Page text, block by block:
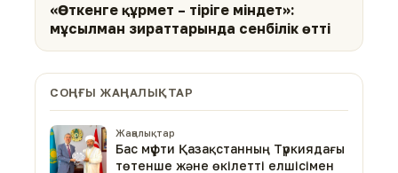
«Өткенге құрмет – тіріге міндет»:
мұсылман зираттарында сенбілік өтті
СОҢҒЫ ЖАҢАЛЫҚТАР
Жаңалықтар
Бас мүфти Қазақстанның Түркиядағы
төтенше және өкілетті елшісімен